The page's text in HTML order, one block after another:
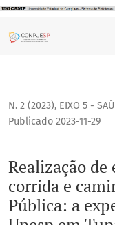
Realização de
N. 2 (2023), EIXO 5 -
Realização
corrida e
Pública: a
Publicado 2023-11-29